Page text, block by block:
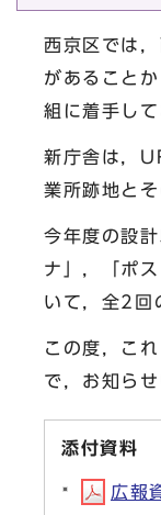
西京区では
があること
組に着手して
新庁舎は，
業所跡地と
今年度の設
ナ」，「ポ
いて，全2回
この度，こ
で，お知らせ
添付資料
広報